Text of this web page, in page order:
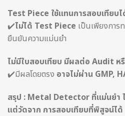
Test Piece ใช้แทนการสอบเทียบ
✔️ไม่ได้ Test Piece เป็นเพียงการ
ยืนยันความแม่นยำ
ไม่มีใบสอบเทียบ มีผลต่อ Audit ห
✔️มีผลโดยตรง อาจไม่ผ่าน GMP,
สรุป : Metal Detector ที่แม่นยำ ไ
แต่วัดจาก การสอบเทียบที่พิสูจน์ได้